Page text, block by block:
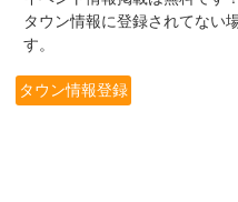
タウン情報に登録されてない
す。
タウン情報登録